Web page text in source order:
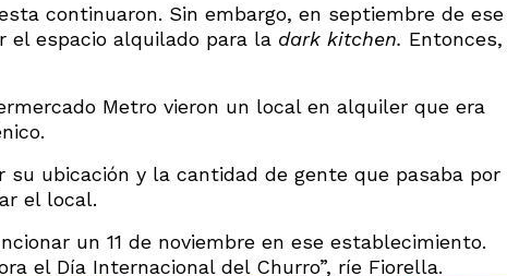
continuaron. Sin embargo, en septiembre de ese
el espacio alquilado para la dark kitchen. Entonces,
Metro vieron un local en alquiler que era
ubicación y la cantidad de gente que pasaba por
el local.
un 11 de noviembre en ese establecimiento.
el Día Internacional del Churro”, ríe Fiorella.